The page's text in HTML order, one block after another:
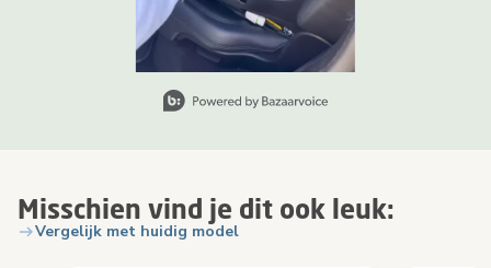
Misschien vind je dit ook leuk:
Vergelijk met huidig model